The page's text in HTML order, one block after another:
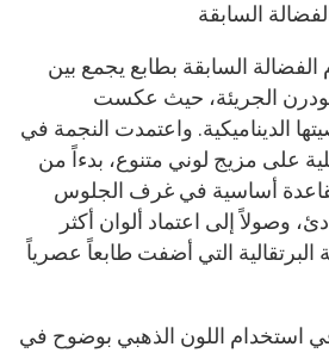
السابقة
الفضالة السابقة بطابع يجمع بين
الجريئة، حيث عكست
الديناميكية. واعتمدت النجمة في
على مزيج لوني متنوع، بدءاً من
كقاعدة أساسية في غرف الجلوس
وصولاً إلى اعتماد ألوان أكثر
البرتقالية التي أضفت طابعاً عصرياً
استخدام اللون الذهبي بوضوح في